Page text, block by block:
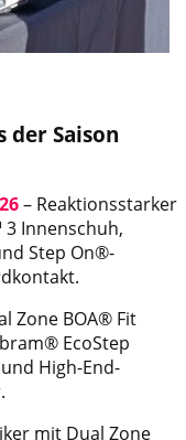
der Saison
– Reaktionsstarker
Innenschuh,
Step On®-
Zone BOA® Fit
EcoStep
High-End-
mit Dual Zone